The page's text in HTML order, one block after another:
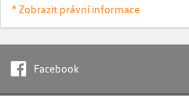
* Zobrazit právní informace
Facebook